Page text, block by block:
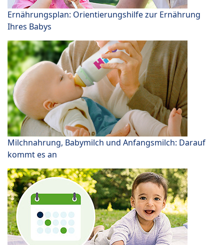
Ernährungsplan: Orientierungshilfe zur Ernährung
Ihres Babys
Milchnahrung, Babymilch und Anfangsmilch: Darauf
kommt es an